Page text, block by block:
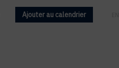
Ajouter au calendrier